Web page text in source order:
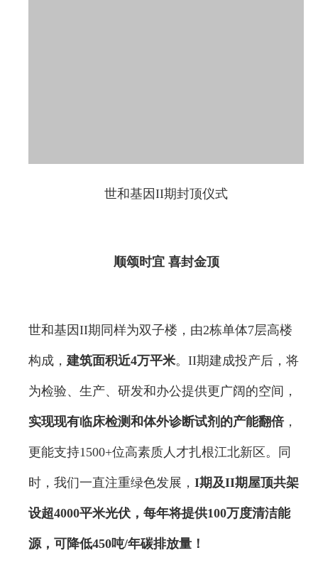
世和基因II期封顶仪式
顺颂时宜 喜封金顶
世和基因II期同样为双子楼，由2栋单体7层高楼
构成， 建筑面积近4万平米。II期建成投产后，将
为检验、生产、研发和办公提供更广阔的空间，
实现现有临床检测和体外诊断试剂的产能翻倍，
更能支持1500+位高素质人才扎根江北新区。同
时，我们一直注重绿色发展， I期及II期屋顶共架
设超4000平米光伏，每年将提供100万度清洁能
源，可降低450吨/年碳排放量！